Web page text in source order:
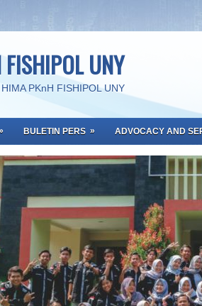
UNY
PKnH FISHIPOL UNY
BULETIN PERS » ADVOCACY AND